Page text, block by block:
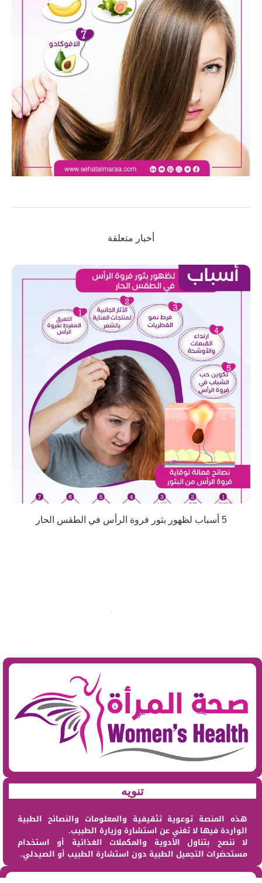
أخبار متعلقة
5 أسباب لظهور بثور فروة الرأس في الطقس الحار
تنويه
هذه المنصة توعوية تثقيفية والمعلومات والنصائح الطبية
الواردة فيها لا تغني عن استشارة وزيارة الطبيب.
لا ننصح بتناول الأدوية والمكملات الغذائية أو استخدام
مستحضرات التجميل الطبية دون استشارة الطبيب أو الصيدلي.